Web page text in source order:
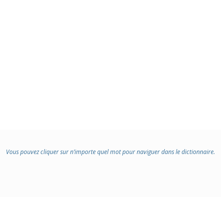
Vous pouvez cliquer sur n’importe quel mot pour naviguer dans le dictionnaire.